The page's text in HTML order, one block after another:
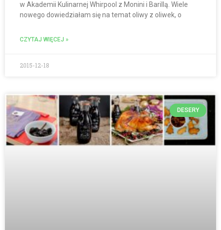
w Akademii Kulinarnej Whirpool z Monini i Barillą. Wiele
nowego dowiedziałam się na temat oliwy z oliwek, o
CZYTAJ WIĘCEJ »
2015-12-18
DESERY